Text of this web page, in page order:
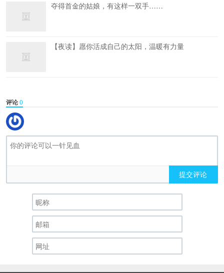
夺得首金的姑娘，有这样一双手……
【夜读】愿你活成自己的太阳，温暖有力量
评论0
提交评论